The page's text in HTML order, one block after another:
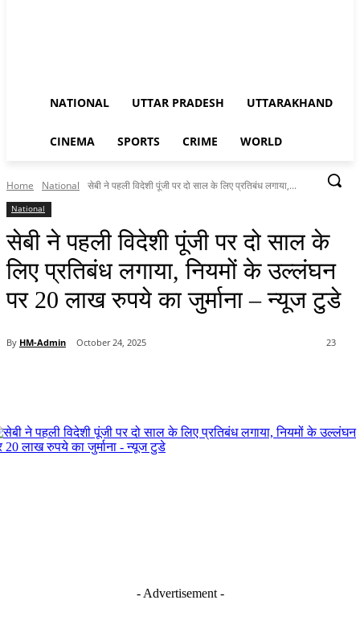
NATIONAL UTTAR PRADESH UTTARAKHAND
CINEMA SPORTS CRIME WORLD
Home National सेबी ने पहली विदेशी पूंजी पर दो साल के लिए प्रतिबंध लगाया,...
National
सेबी ने पहली विदेशी पूंजी पर दो साल के
लिए प्रतिबंध लगाया, नियमों के उल्लंघन
पर 20 लाख रुपये का जुर्माना – न्यूज टुडे
By HM-Admin October 24, 2025 23
- Advertisement -